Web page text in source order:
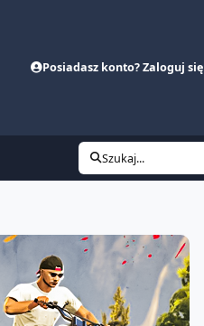
Posiadasz konto? Zaloguj się
Szukaj...